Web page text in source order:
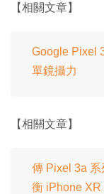
【相關文章】
Google Pixel
單鏡攝力
【相關文章】
傳 Pixel 3a 系
衡 iPhone XR